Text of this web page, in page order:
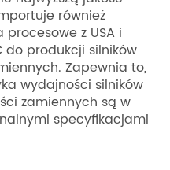
również
z USA i
do produkcji silników
Zapewnia to,
wydajności silników
zamiennych są w
specyfikacjami